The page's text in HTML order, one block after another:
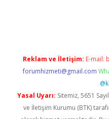
Reklam ve İletişim: E-mail:
forumhizmeti@gmail.com
Yasal Uyarı: Sitemiz, 5651
ve İletişim Kurumu (BTK)